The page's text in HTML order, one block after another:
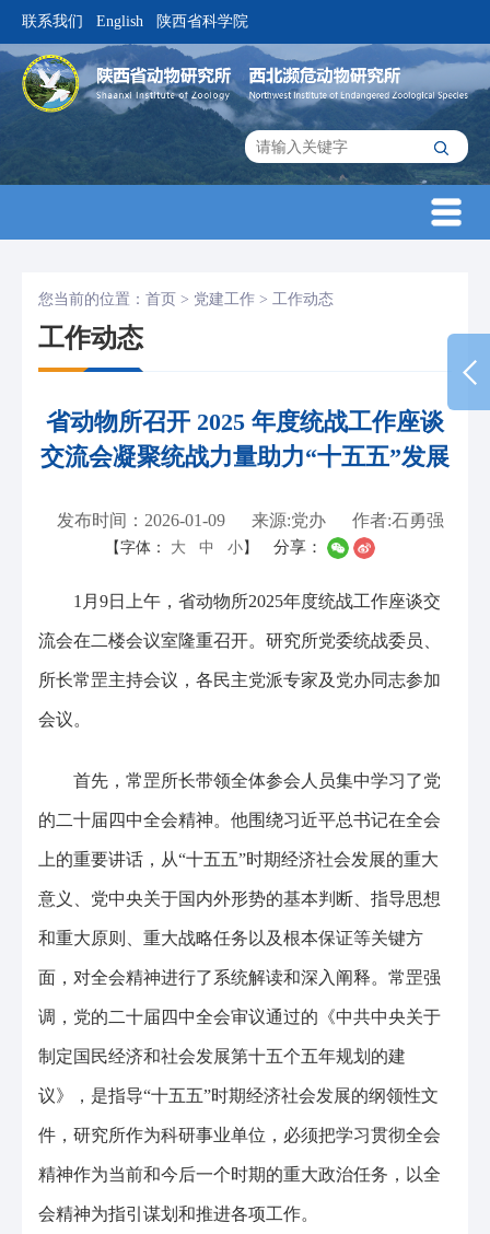
联系我们 English 陕西省科学院
您当前的位置： 首页 > 党建工作 > 工作动态
工作动态
省动物所召开 2025 年度统战工作座谈
交流会凝聚统战力量助力“十五五”发展
发布时间：2026-01-09 来源:党办 作者:石勇强
【字体： 大 中 小】 分享：
1月9日上午，省动物所2025年度统战工作座谈交
流会在二楼会议室隆重召开。研究所党委统战委员、
所长常罡主持会议，各民主党派专家及党办同志参加
会议。
首先，常罡所长带领全体参会人员集中学习了党
的二十届四中全会精神。他围绕习近平总书记在全会
上的重要讲话，从“十五五”时期经济社会发展的重大
意义、党中央关于国内外形势的基本判断、指导思想
和重大原则、重大战略任务以及根本保证等关键方
面，对全会精神进行了系统解读和深入阐释。常罡强
调，党的二十届四中全会审议通过的《中共中央关于
制定国民经济和社会发展第十五个五年规划的建
议》，是指导“十五五”时期经济社会发展的纲领性文
件，研究所作为科研事业单位，必须把学习贯彻全会
精神作为当前和今后一个时期的重大政治任务，以全
会精神为指引谋划和推进各项工作。